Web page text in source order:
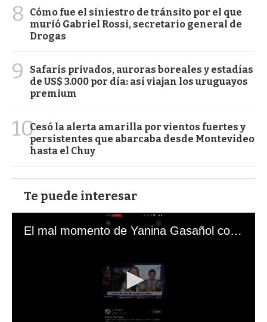
8
Cómo fue el siniestro de tránsito por el que
murió Gabriel Rossi, secretario general de
Drogas
9
Safaris privados, auroras boreales y estadías
de US$ 3.000 por día: así viajan los uruguayos
premium
10Cesó la alerta amarilla por vientos fuertes y
persistentes que abarcaba desde Montevideo
hasta el Chuy
Te puede interesar
El mal momento de Yanina Gasañol con un hincha argentino en "Subrayado"